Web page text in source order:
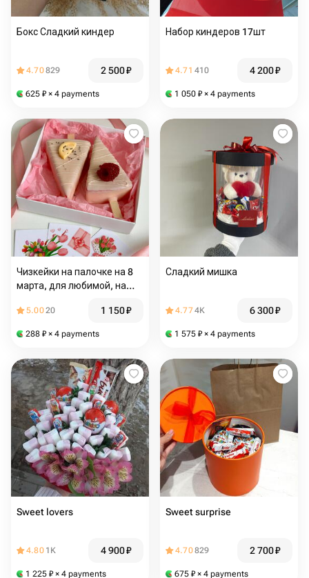
Бокс Сладкий киндер
4.70829 2 500₽
625 ₽ × 4 payments
Набор киндеров 17шт
4.71 410 4 200₽
1 050 ₽ × 4 payments
Чизкейки на палочке на 8
марта, для любимой, на
5.0020 1 150₽
288 ₽ × 4 payments
Сладкий мишка
4.774K 6 300₽
1 575 ₽ × 4 payments
Sweet lovers
4.80 1K 4 900₽
1 225 ₽ × 4 payments
Sweet surprise
4.70829 2 700₽
675 ₽ × 4 payments